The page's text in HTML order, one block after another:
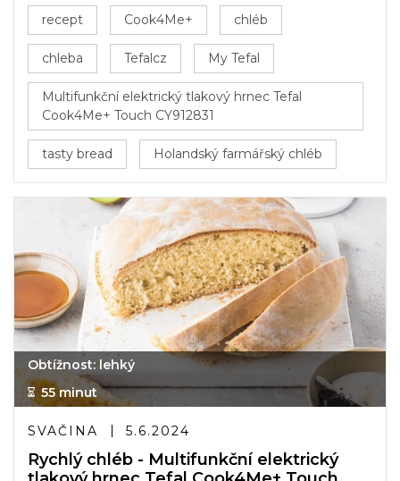
recept Cook4Me+ chléb
chleba Tefalcz My Tefal
Multifunkční elektrický tlakový hrnec Tefal
Cook4Me+ Touch CY912831
tasty bread Holandský farmářský chléb
Obtížnost: lehký
55 minut
SVAČINA 5.6.2024
Rychlý chléb - Multifunkční elektrický